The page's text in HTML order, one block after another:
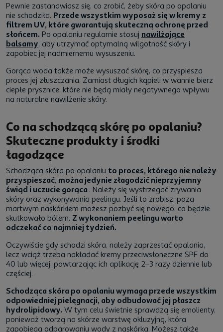
Pewnie zastanawiasz się, co zrobić, żeby skóra po opalaniu
nie schodziła. Przede wszystkim wyposaż się w kremy z
filtrem UV, które gwarantują skuteczną ochronę przed
słońcem. Po opalaniu regularnie stosuj nawilżające
balsamy, aby utrzymać optymalną wilgotność skóry i
zapobiec jej nadmiernemu wysuszeniu.
Gorąca woda także może wysuszać skórę, co przyspiesza
proces jej złuszczania. Zamiast długich kąpieli w wannie bierz
ciepłe prysznice, które nie będą miały negatywnego wpływu
na naturalne nawilżenie skóry.
Co na schodzącą skórę po opalaniu?
Skuteczne produkty i środki
łagodzące
Schodząca skóra po opalaniu to proces, którego nie należy
przyspieszać, można jedynie złagodzić nieprzyjemny
świąd i uczucie gorąca . Należy się wystrzegać zrywania
skóry oraz wykonywania peelingu. Jeśli to zrobisz, poza
martwym naskórkiem możesz pozbyć się nowego, co będzie
skutkowało bólem. Z wykonaniem peelingu warto
odczekać co najmniej tydzień.
Oczywiście gdy schodzi skóra, należy zaprzestać opalania,
lecz wciąż trzeba nakładać kremy przeciwsłoneczne SPF do
40 lub więcej, powtarzając ich aplikację 2–3 razy dziennie lub
częściej.
Schodząca skóra po opalaniu wymaga przede wszystkim
odpowiedniej pielęgnacji, aby odbudować jej płaszcz
hydrolipidowy. W tym celu świetnie sprawdzą się emolienty,
ponieważ tworzą na skórze warstwę okluzyjną, która
zapobiega odparowaniu wody z naskórka. Możesz także